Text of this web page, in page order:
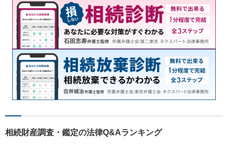
相続財産調査・鑑定の法律Q&Aランキング